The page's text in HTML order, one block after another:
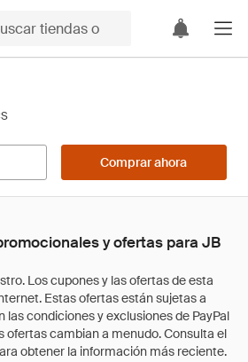
Comprar ahora
y ofertas para JB